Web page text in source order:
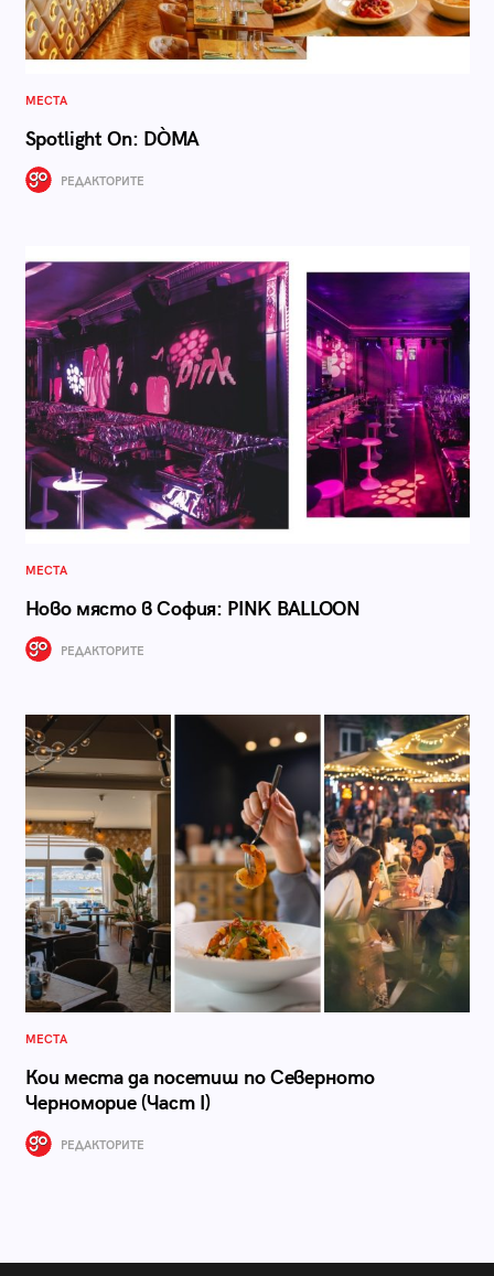
МЕСТА
Spotlight On: DÒMA
РЕДАКТОРИТЕ
МЕСТА
Ново място в София: PINK BALLOON
РЕДАКТОРИТЕ
МЕСТА
Кои места да посетиш по Северното
Черноморие (Част I)
РЕДАКТОРИТЕ